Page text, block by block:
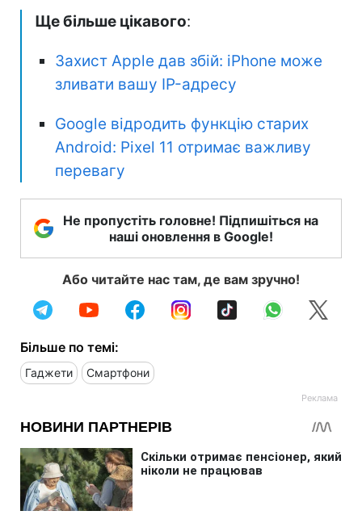
Ще більше цікавого:
Захист Apple дав збій: iPhone може
зливати вашу IP-адресу
Google відродить функцію старих
Android: Pixel 11 отримає важливу
перевагу
Не пропустіть головне! Підпишіться на
наші оновлення в Google!
Або читайте нас там, де вам зручно!
Більше по темі:
Гаджети Смартфони